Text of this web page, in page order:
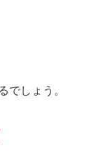
でしょう。